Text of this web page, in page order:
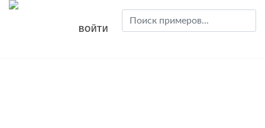
ВОЙТИ